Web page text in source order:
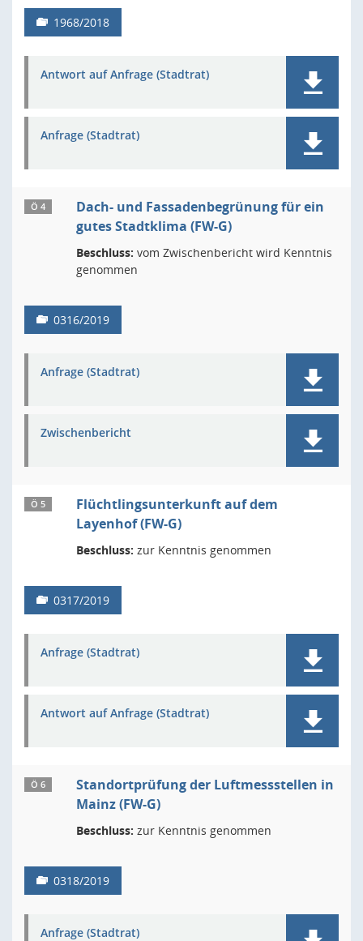
1968/2018
Antwort auf Anfrage (Stadtrat)
Anfrage (Stadtrat)
Ö 4
Dach- und Fassadenbegrünung für ein
gutes Stadtklima (FW-G)
Beschluss: vom Zwischenbericht wird Kenntnis
genommen
0316/2019
Anfrage (Stadtrat)
Zwischenbericht
Ö 5
Flüchtlingsunterkunft auf dem
Layenhof (FW-G)
Beschluss: zur Kenntnis genommen
0317/2019
Anfrage (Stadtrat)
Antwort auf Anfrage (Stadtrat)
Ö 6
Standortprüfung der Luftmessstellen in
Mainz (FW-G)
Beschluss: zur Kenntnis genommen
0318/2019
Anfrage (Stadtrat)